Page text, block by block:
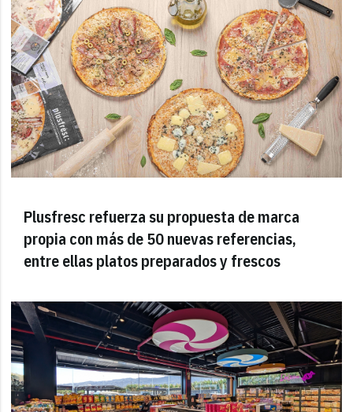
Plusfresc refuerza su propuesta de marca
propia con más de 50 nuevas referencias,
entre ellas platos preparados y frescos